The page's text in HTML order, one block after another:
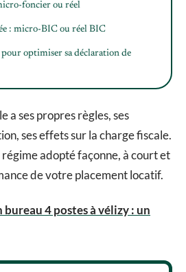
foncier ou réel
: micro-BIC ou réel BIC
optimiser sa déclaration de
a ses propres règles, ses
ses effets sur la charge fiscale.
régime adopté façonne, à court et
de votre placement locatif.
bureau 4 postes à vélizy : un